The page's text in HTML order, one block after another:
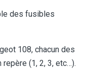
des fusibles
108, chacun des
(1, 2, 3, etc…).